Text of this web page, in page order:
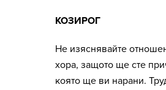
КОЗИРОГ
Не изяснявайте
хора, защото ще сте
която ще ви нарани.